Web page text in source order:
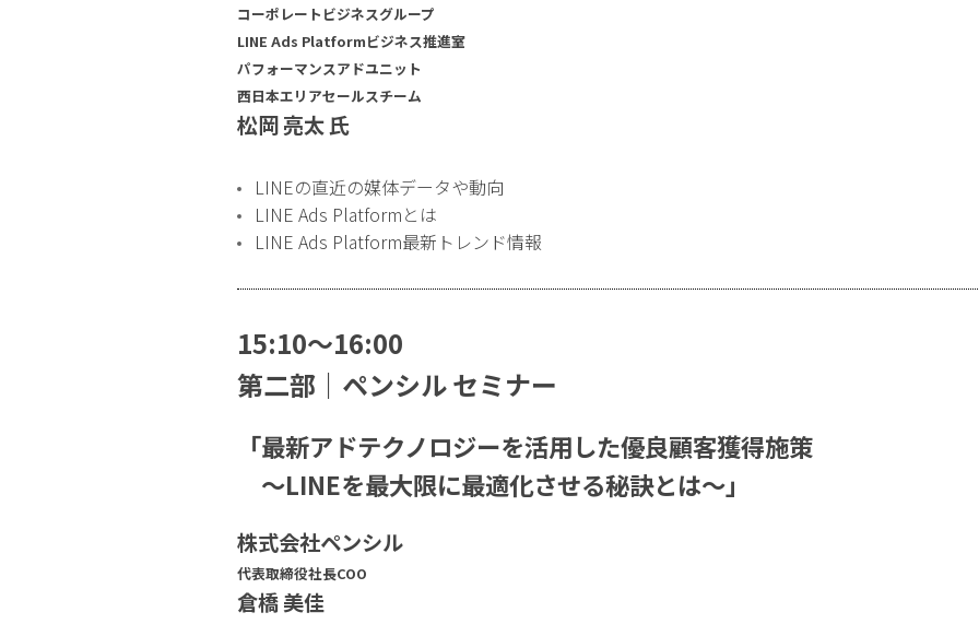
コーポレートビジネスグループ
LINE Ads Platformビジネス推進室
パフォーマンスアドユニット
西日本エリアセールスチーム
松岡 亮太 氏
LINEの直近の媒体データや動向
LINE Ads Platformとは
LINE Ads Platform最新トレンド情報
15:10〜16:00
第二部｜ペンシル セミナー
「最新アドテクノロジーを活用した優良顧客獲得施策
〜LINEを最大限に最適化させる秘訣とは〜」
株式会社ペンシル
代表取締役社長COO
倉橋 美佳